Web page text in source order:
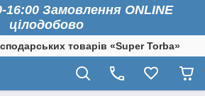
Замовлення ONLINE
цілодобово
товарів «Super Torba»